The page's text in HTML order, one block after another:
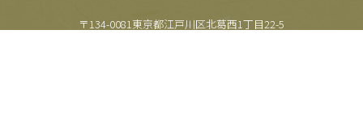
〒134-0081東京都江戸川区北葛西1丁目22-5